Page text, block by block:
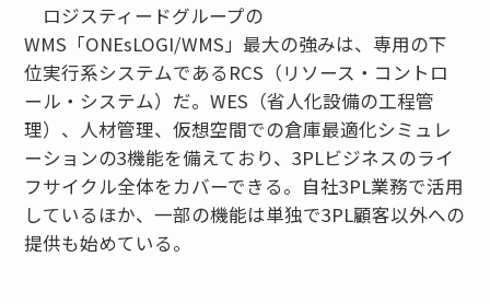
ロジスティードグループの
WMS「ONEsLOGI/WMS」最大の強みは、専用の下
位実行系システムであるRCS（リソース・コントロ
ール・システム）だ。WES（省人化設備の工程管
理）、人材管理、仮想空間での倉庫最適化シミュレ
ーションの3機能を備えており、3PLビジネスのライ
フサイクル全体をカバーできる。自社3PL業務で活用
しているほか、一部の機能は単独で3PL顧客以外への
提供も始めている。